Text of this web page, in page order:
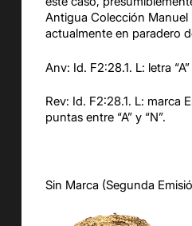
Antigua Colección Manuel
actualmente en paradero
Anv: Id. F2:28.1. L: letra
Rev: Id. F2:28.1. L: marca
puntas entre “A” y “N”.
Sin Marca (Segunda